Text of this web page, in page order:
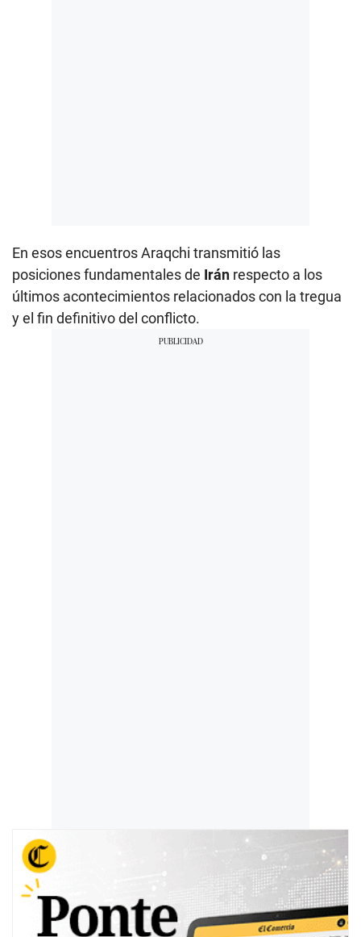
En esos encuentros Araqchi transmitió las
posiciones fundamentales de Irán respecto a los
últimos acontecimientos relacionados con la tregua
y el fin definitivo del conflicto.